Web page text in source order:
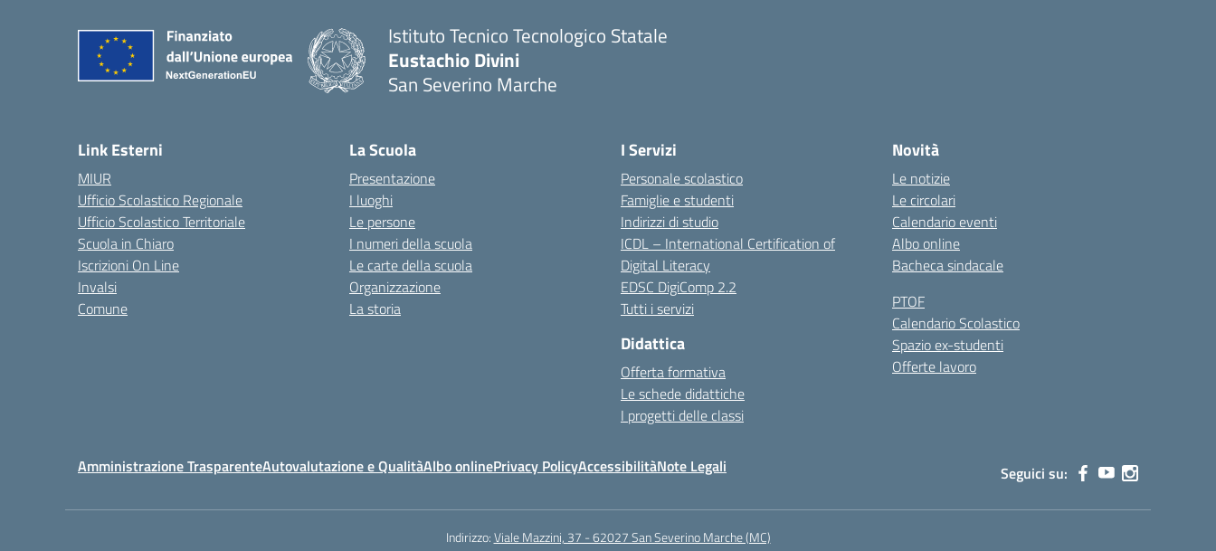
Istituto Tecnico Tecnologico Statale
Eustachio Divini
San Severino Marche
Link Esterni
MIUR
Ufficio Scolastico Regionale
Ufficio Scolastico Territoriale
Scuola in Chiaro
Iscrizioni On Line
Invalsi
Comune
La Scuola
Presentazione
I luoghi
Le persone
I numeri della scuola
Le carte della scuola
Organizzazione
La storia
I Servizi
Personale scolastico
Famiglie e studenti
Indirizzi di studio
ICDL – International Certification of
Digital Literacy
EDSC DigiComp 2.2
Tutti i servizi
Didattica
Offerta formativa
Le schede didattiche
I progetti delle classi
Novità
Le notizie
Le circolari
Calendario eventi
Albo online
Bacheca sindacale
PTOF
Calendario Scolastico
Spazio ex-studenti
Offerte lavoro
Amministrazione TrasparenteAutovalutazione e QualitàAlbo onlinePrivacy PolicyAccessibilitàNote Legali Seguici su:
Indirizzo:Viale Mazzini, 37 - 62027 San Severino Marche (MC)